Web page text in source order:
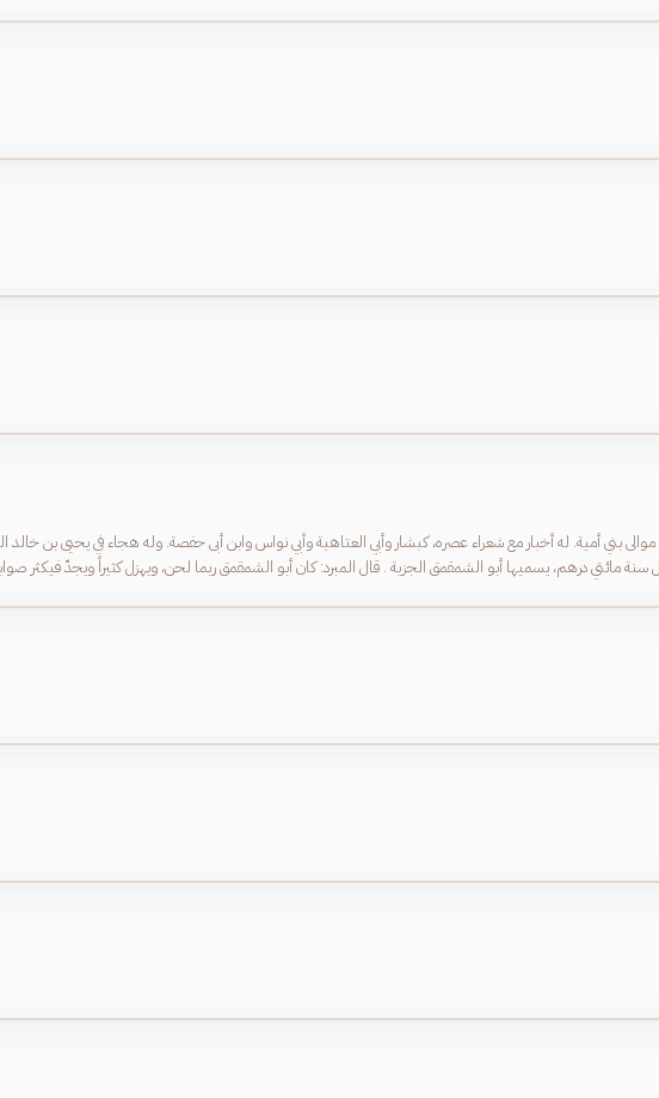
بني أمية. له أخبار مع شعراء عصره، كبشار وأبي العتاهية وأبي نواس وابن أبى حفصة. وله هجاء في يحيى بن خالد
مائتي درهم، يسميها أبو الشمقمق الجزية . قال المبرد: كان أبو الشمقمق ربما لحن، ويهزل كثيراً ويجدّ فيكثر